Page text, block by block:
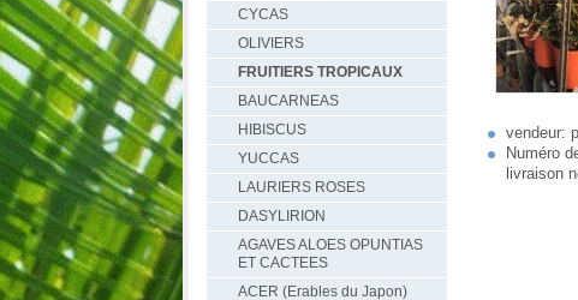
vendeur:
Numéro
livraison
CYCAS
OLIVIERS
FRUITIERS TROPICAUX
BAUCARNEAS
HIBISCUS
YUCCAS
LAURIERS ROSES
DASYLIRION
AGAVES ALOES OPUNTIAS
ET CACTEES
ACER (Erables du Japon)